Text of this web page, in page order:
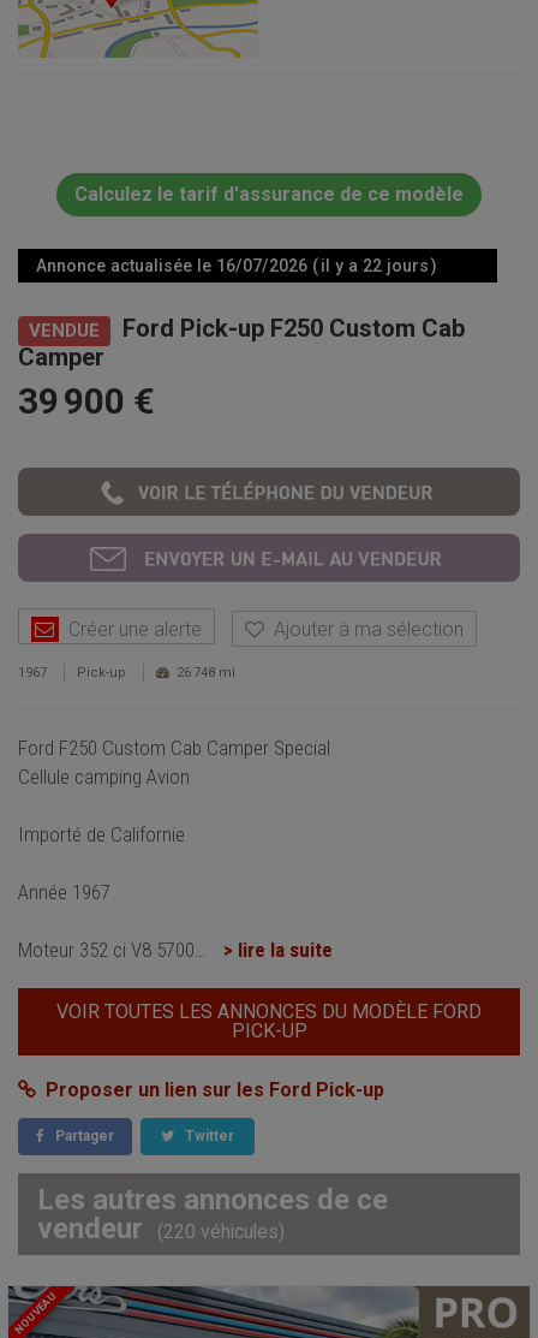
Calculez le tarif d'assurance de ce modèle
Annonce actualisée le 16/07/2026 ( il y a 22 jours )
VENDUE
Ford Pick-up F250 Custom Cab
Camper
39 900 €
Créer une alerte Ajouter à ma sélection
1967 Pick-up 26 748 mi
Ford F250 Custom Cab Camper Special
Cellule camping Avion
Importé de Californie
Année 1967
Moteur 352 ci V8 5700 > lire la suite
VOIR TOUTES LES ANNONCES DU MODÈLE FORD
PICK-UP
Proposer un lien sur les Ford Pick-up
Partager Twitter
Les autres annonces de ce
vendeur
(220 véhicules)
NOUVEAU